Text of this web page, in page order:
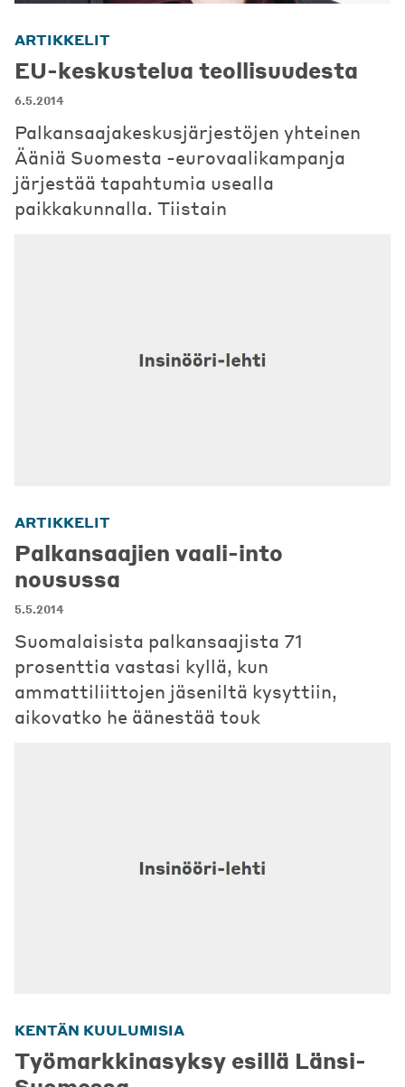
ARTIKKELIT
EU-keskustelua teollisuudesta
6.5.2014
Palkansaajakeskusjärjestöjen yhteinen
Ääniä Suomesta -eurovaalikampanja
järjestää tapahtumia usealla
paikkakunnalla. Tiistain
ARTIKKELIT
Palkansaajien vaali-into
nousussa
5.5.2014
Suomalaisista palkansaajista 71
prosenttia vastasi kyllä, kun
ammattiliittojen jäseniltä kysyttiin,
aikovatko he äänestää touk
KENTÄN KUULUMISIA
Työmarkkinasyksy esillä Länsi-